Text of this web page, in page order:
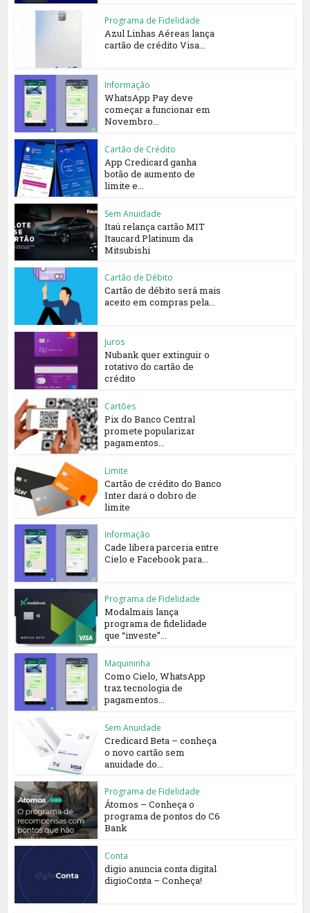
Programa de Fidelidade
Azul Linhas Aéreas lança
cartão de crédito Visa...
Informação
WhatsApp Pay deve
começar a funcionar em
Novembro...
Cartão de Crédito
App Credicard ganha
botão de aumento de
limite e...
Sem Anuidade
Itaú relança cartão MIT
Itaucard Platinum da
Mitsubishi
Cartão de Débito
Cartão de débito será mais
aceito em compras pela...
Juros
Nubank quer extinguir o
rotativo do cartão de
crédito
Cartões
Pix do Banco Central
promete popularizar
pagamentos...
Limite
Cartão de crédito do Banco
Inter dará o dobro de
limite
Informação
Cade libera parceria entre
Cielo e Facebook para...
Programa de Fidelidade
Modalmais lança
programa de fidelidade
que “investe”...
Maquininha
Como Cielo, WhatsApp
traz tecnologia de
pagamentos...
Sem Anuidade
Credicard Beta – conheça
o novo cartão sem
anuidade do...
Programa de Fidelidade
Átomos – Conheça o
programa de pontos do C6
Bank
Conta
digio anuncia conta digital
digioConta – Conheça!